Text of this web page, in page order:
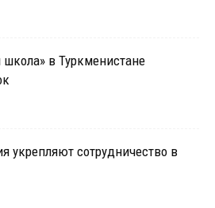
в Туркменистане
укрепляют сотрудничество в